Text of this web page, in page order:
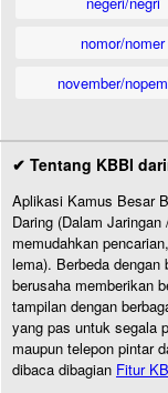
nomor/nomer
november/
✔ Tentang KBBI
Aplikasi Kamus Besar
Daring (Dalam Jaringan
memudahkan
lema). Berbeda
berusaha memberikan
tampilan dengan
yang pas untuk segala
maupun telepon pintar
dibaca dibagian Fitur